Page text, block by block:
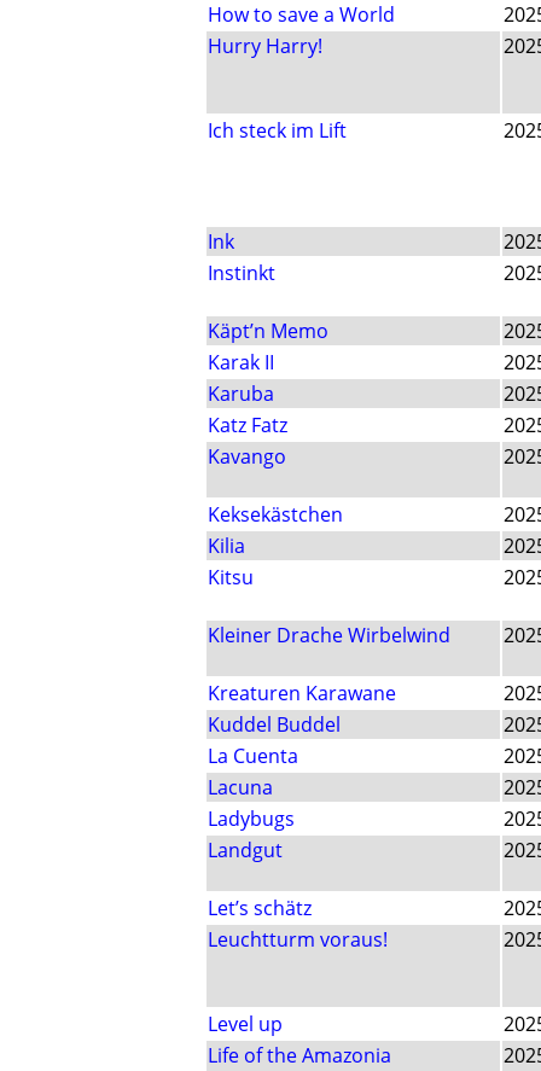
How to save a World
Hurry Harry!
Ich steck im Lift
Ink
Instinkt
Käpt’n Memo
Karak II
Karuba
Katz Fatz
Kavango
Keksekästchen
Kilia
Kitsu
Kleiner Drache Wirbelwind
Kreaturen Karawane
Kuddel Buddel
La Cuenta
Lacuna
Ladybugs
Landgut
Let’s schätz
Leuchtturm voraus!
Level up
Life of the Amazonia